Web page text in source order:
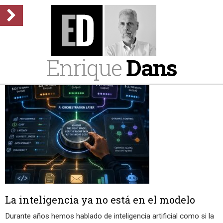
EnriqueDans
La inteligencia ya no está en el modelo
Durante años hemos hablado de inteligencia artificial como si la